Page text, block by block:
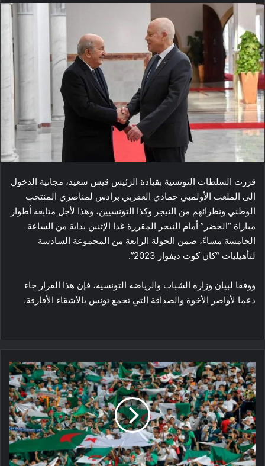
قررت السلطات التونسية بقيادة الرئيس قيس سعيد، مجانية الدخول
إلى الملعب الأولمبي حمادي العقربي برادس لمناصري المنتخب
الوطني ونظرائهم من النيجر وكذا التونسيين، وهذا لأجل متابعة أطوار
مباراة “الخضر” أمام النيجر المقررة غدا الإثنين بداية من الساعة
الخامسة مساءً، ضمن الجولة الرابعة من المجموعة السادسة
لتأهيليات “كان كوت ديفوار 2023”.
ووفقا لبيان وزارة الشباب والرياضة التونسية، فإن هذا القرار جاء
دعما لأواصر الأخوة والصداقة التي تجمع تونس بالأشقاء الأفارقة.
إجراءات
تسهيلية
لمناصري
الخضر
عبر
الحدود
التونسية